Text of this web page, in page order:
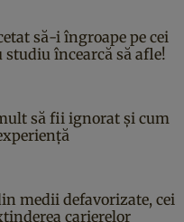
să-i îngroape pe cei
studiu încearcă să afle!
să fii ignorat și cum
medii defavorizate, cei
carierelor